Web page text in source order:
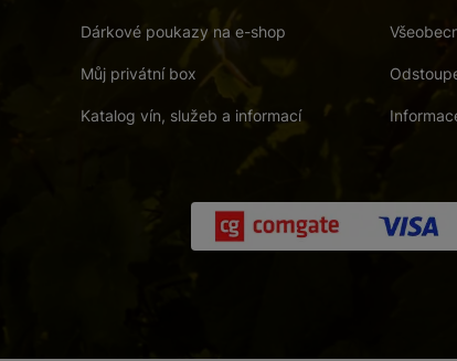
Dárkové poukazy na e-shop
Můj privátní box
Katalog vín, služeb a informací